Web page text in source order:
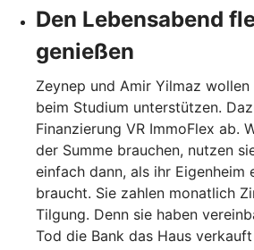
Den Lebensabend
genießen
Zeynep und Amir Yilmaz
beim Studium unterstützen.
Finanzierung VR ImmoFlex ab.
der Summe brauchen, nutzen
einfach dann, als ihr Eigenheim
braucht. Sie zahlen monatlich
Tilgung. Denn sie haben
Tod die Bank das Haus